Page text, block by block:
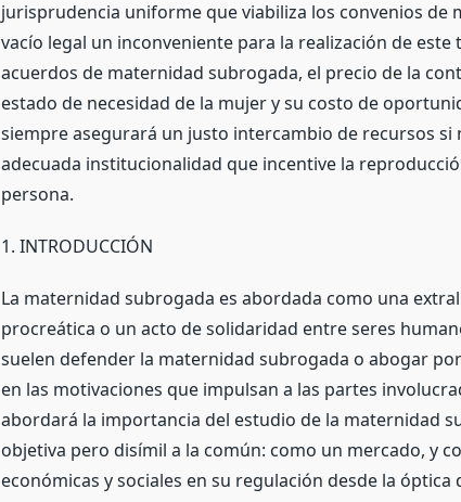
jurisprudencia uniforme que viabiliza los convenios de
vacío legal un inconveniente para la realización de este
acuerdos de maternidad subrogada, el precio de la
estado de necesidad de la mujer y su costo de
siempre asegurará un justo intercambio de recursos si
adecuada institucionalidad que incentive la
persona.
1. INTRODUCCIÓN
La maternidad subrogada es abordada como una
procreática o un acto de solidaridad entre seres
suelen defender la maternidad subrogada o abogar
en las motivaciones que impulsan a las partes
abordará la importancia del estudio de la maternidad
objetiva pero disímil a la común: como un mercado, y
económicas y sociales en su regulación desde la óptica